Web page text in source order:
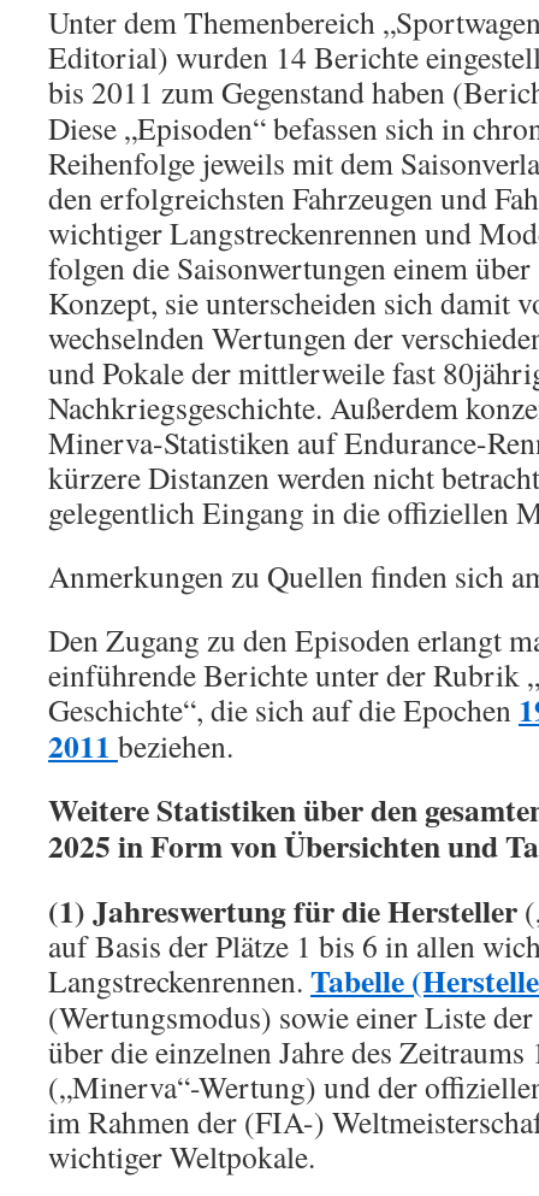
Unter dem Themenbereich
Editorial) wurden 14 Berichte
bis 2011 zum Gegenstand haben
Diese „Episoden“ befassen sich in
Reihenfolge jeweils mit dem
den erfolgreichsten Fahrzeugen und
wichtiger Langstreckenrennen und
folgen die Saisonwertungen einem
Konzept, sie unterscheiden sich damit
wechselnden Wertungen der
und Pokale der mittlerweile fast
Nachkriegsgeschichte. Außerdem
Minerva-Statistiken auf Endurance-
kürzere Distanzen werden nicht
gelegentlich Eingang in die offiziellen
Anmerkungen zu Quellen finden sich
Den Zugang zu den Episoden erlangt
einführende Berichte unter der Rubrik
Geschichte“, die sich auf die Epochen
2011 beziehen.
Weitere Statistiken über den
2025 in Form von Übersichten und
(1) Jahreswertung für die Hersteller
auf Basis der Plätze 1 bis 6 in allen
Langstreckenrennen. Tabelle
(Wertungsmodus) sowie einer Liste
über die einzelnen Jahre des
(„Minerva“-Wertung) und der
im Rahmen der (FIA-)
wichtiger Weltpokale.